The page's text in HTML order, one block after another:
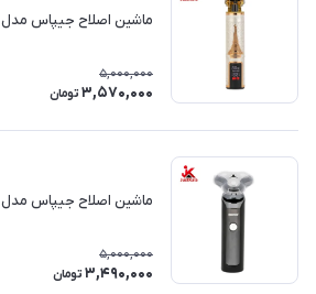
ماشین اصلاح جیپاس مدل GTR56039
5,000,000
3,570,000 تومان
ماشین اصلاح جیپاس مدل GSR57501N
5,000,000
3,490,000 تومان